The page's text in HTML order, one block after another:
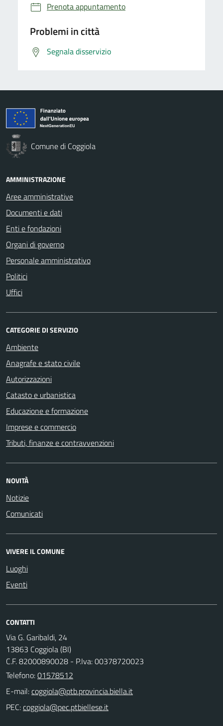
Prenota appuntamento
Problemi in città
Segnala disservizio
Comune di Coggiola
AMMINISTRAZIONE
Aree amministrative
Documenti e dati
Enti e fondazioni
Organi di governo
Personale amministrativo
Politici
Uffici
CATEGORIE DI SERVIZIO
Ambiente
Anagrafe e stato civile
Autorizzazioni
Catasto e urbanistica
Educazione e formazione
Imprese e commercio
Tributi, finanze e contravvenzioni
NOVITÀ
Notizie
Comunicati
VIVERE IL COMUNE
Luoghi
Eventi
CONTATTI
Via G. Garibaldi, 24
13863 Coggiola (BI)
C.F. 82000890028 - P.Iva: 00378720023
Telefono:01578512
E-mail:
PEC: